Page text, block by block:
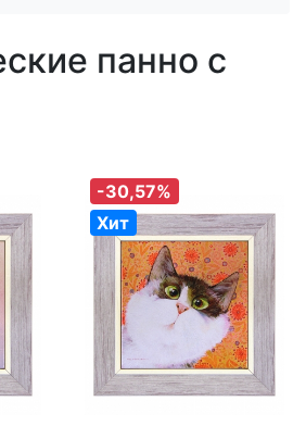
панно с
-30,57%
Хит